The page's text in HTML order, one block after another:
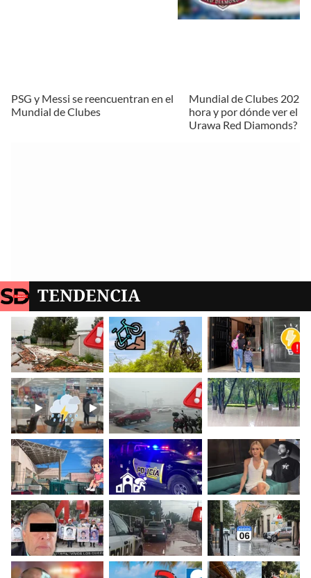
PSG y Messi se reencuentran en el
Mundial de Clubes
Mundial de Clubes 2025:
hora y por dónde ver el
Urawa Red Diamonds?
TENDENCIA